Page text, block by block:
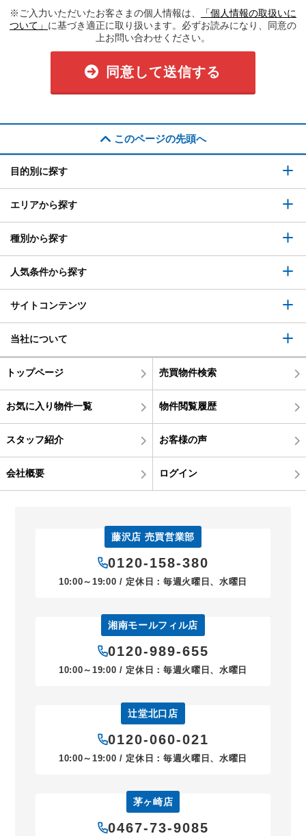
※ご入力いただいたお客さまの個人情報は、
「個人情報の取扱いに
ついて」 に基づき適正に取り扱います。必ずお読みになり、同意の
上お問い合わせください。
同意して送信する
このページの先頭へ
目的別に探す
エリアから探す
種別から探す
人気条件から探す
サイトコンテンツ
当社について
トップページ 売買物件検索
お気に入り物件一覧 物件閲覧履歴
スタッフ紹介 お客様の声
会社概要 ログイン
藤沢店 売買営業部
0120-158-380
10:00～19:00 / 定休日：毎週火曜日、水曜日
湘南モールフィル店
0120-989-655
10:00～19:00 / 定休日：毎週火曜日、水曜日
辻堂北口店
0120-060-021
10:00～19:00 / 定休日：毎週火曜日、水曜日
茅ヶ崎店
0467-73-9085